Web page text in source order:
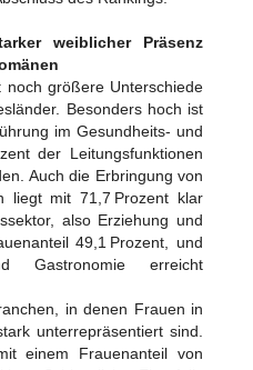
weiblicher Präsenz
noch größere Unterschiede
Besonders hoch ist
im Gesundheits‑ und
der Leitungsfunktionen
Auch die Erbringung von
liegt mit 71,7 Prozent klar
also Erziehung und
49,1 Prozent, und
Gastronomie erreicht
in denen Frauen in
unterrepräsentiert sind.
einem Frauenanteil von